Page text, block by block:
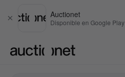
Cerrar
Auctionet
Disponible en Google Play